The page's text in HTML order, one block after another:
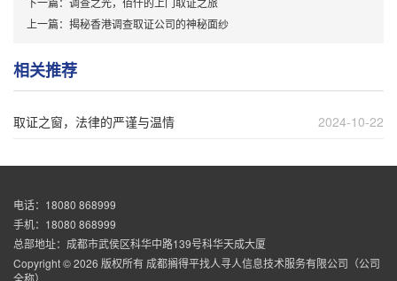
上一篇： 揭秘香港调查取证公司的神秘面纱
相关推荐
2024-10-22
取证之窗，法律的严谨与温情
电话：18080 868999
手机：18080 868999
总部地址：成都市武侯区科华中路139号科华天成大厦
Copyright © 2026 版权所有 成都搁得平找人寻人信息技术服务有限公司（公司
全称）